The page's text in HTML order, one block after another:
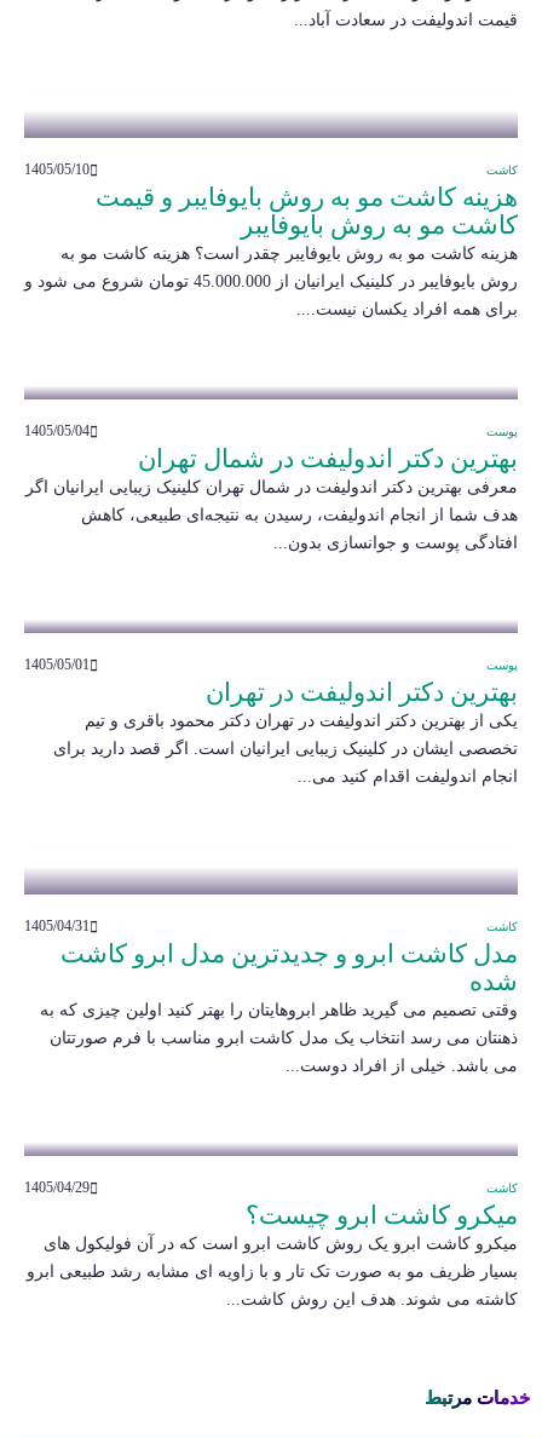
قیمت اندولیفت در سعادت آباد...
کاشت 1405/05/10
هزینه کاشت مو به روش بایوفایبر و قیمت
کاشت مو به روش بایوفایبر
هزینه کاشت مو به روش بایوفایبر چقدر است؟ هزینه کاشت مو به
روش بایوفایبر در کلینیک ایرانیان از 45.000.000 تومان شروع می شود و
برای همه افراد یکسان نیست....
پوست 1405/05/04
بهترین دکتر اندولیفت در شمال تهران
معرفی بهترین دکتر اندولیفت در شمال تهران کلینیک زیبایی ایرانیان اگر
هدف شما از انجام اندولیفت، رسیدن به نتیجه‌ای طبیعی، کاهش
افتادگی پوست و جوانسازی بدون...
پوست 1405/05/01
بهترین دکتر اندولیفت در تهران
یکی از بهترین دکتر اندولیفت در تهران دکتر محمود باقری و تیم
تخصصی ایشان در کلینیک زیبایی ایرانیان است. اگر قصد دارید برای
انجام اندولیفت اقدام کنید می...
کاشت 1405/04/31
مدل کاشت ابرو و جدیدترین مدل ابرو کاشت
شده
وقتی تصمیم می گیرید ظاهر ابروهایتان را بهتر کنید اولین چیزی که به
ذهنتان می رسد انتخاب یک مدل کاشت ابرو مناسب با فرم صورتتان
می باشد. خیلی از افراد دوست...
کاشت 1405/04/29
میکرو کاشت ابرو چیست؟
میکرو کاشت ابرو یک روش کاشت ابرو است که در آن فولیکول های
بسیار ظریف مو به صورت تک تار و با زاویه ای مشابه رشد طبیعی ابرو
کاشته می شوند. هدف این روش کاشت...
خدمات مرتبط